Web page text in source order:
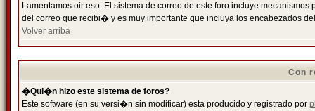
Lamentamos oir eso. El sistema de correo de este foro incluye
del correo que recibi� y es muy importante que incluya los encabezados
Volver arriba
Con
�Qui�n hizo este sistema de foros?
Este software (en su versi�n sin modificar) esta producido y registrado por